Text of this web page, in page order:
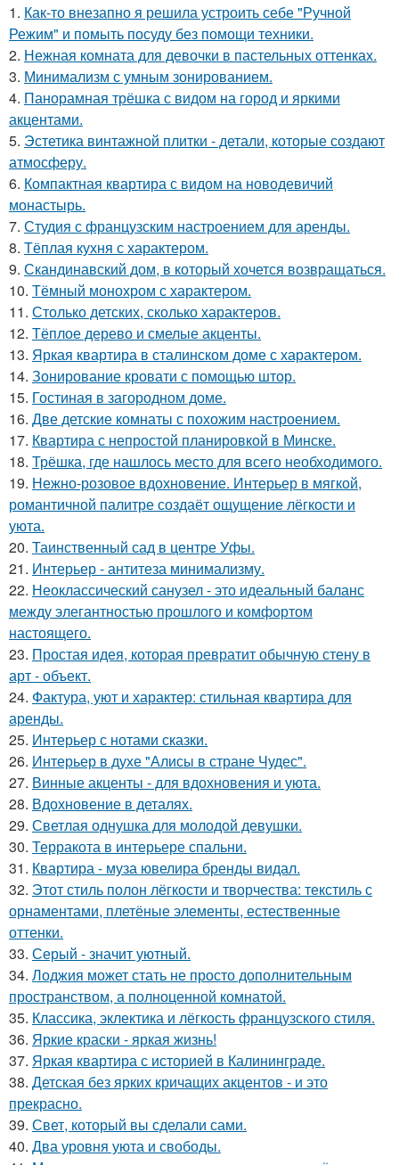
1. Как-то внезапно я решила устроить себе "Ручной
Режим" и помыть посуду без помощи техники.
2. Нежная комната для девочки в пастельных оттенках.
3. Минимализм с умным зонированием.
4. Панорамная трёшка с видом на город и яркими
акцентами.
5. Эстетика винтажной плитки - детали, которые создают
атмосферу.
6. Компактная квартира с видом на новодевичий
монастырь.
7. Студия с французским настроением для аренды.
8. Тёплая кухня с характером.
9. Скандинавский дом, в который хочется возвращаться.
10. Тёмный монохром с характером.
11. Столько детских, сколько характеров.
12. Тёплое дерево и смелые акценты.
13. Яркая квартира в сталинском доме с характером.
14. Зонирование кровати с помощью штор.
15. Гостиная в загородном доме.
16. Две детские комнаты с похожим настроением.
17. Квартира с непростой планировкой в Минске.
18. Трёшка, где нашлось место для всего необходимого.
19. Нежно-розовое вдохновение. Интерьер в мягкой,
романтичной палитре создаёт ощущение лёгкости и
уюта.
20. Таинственный сад в центре Уфы.
21. Интерьер - антитеза минимализму.
22. Неоклассический санузел - это идеальный баланс
между элегантностью прошлого и комфортом
настоящего.
23. Простая идея, которая превратит обычную стену в
арт - объект.
24. Фактура, уют и характер: стильная квартира для
аренды.
25. Интерьер с нотами сказки.
26. Интерьер в духе "Алисы в стране Чудес".
27. Винные акценты - для вдохновения и уюта.
28. Вдохновение в деталях.
29. Светлая однушка для молодой девушки.
30. Терракота в интерьере спальни.
31. Квартира - муза ювелира бренды видал.
32. Этот стиль полон лёгкости и творчества: текстиль с
орнаментами, плетёные элементы, естественные
оттенки.
33. Серый - значит уютный.
34. Лоджия может стать не просто дополнительным
пространством, а полноценной комнатой.
35. Классика, эклектика и лёгкость французского стиля.
36. Яркие краски - яркая жизнь!
37. Яркая квартира с историей в Калининграде.
38. Детская без ярких кричащих акцентов - и это
прекрасно.
39. Свет, который вы сделали сами.
40. Два уровня уюта и свободы.